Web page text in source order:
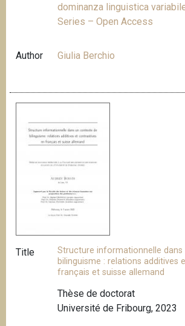
dominanza linguistica
Series – Open Access
Author Giulia Berchio
Title
Structure informationnelle
bilinguisme : relations additives
français et suisse allemand
Thèse de doctorat
Université de Fribourg, 2023